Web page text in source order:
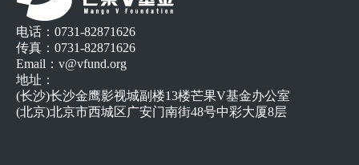
电话：0731-82871626
传真：0731-82871626
Email：v@vfund.org
地址：
(长沙)长沙金鹰影视城副楼13楼芒果V基金办公室
(北京)北京市西城区广安门南街48号中彩大厦8层